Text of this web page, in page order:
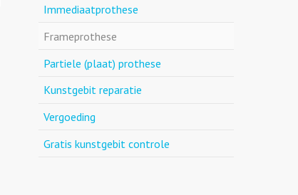
Immediaatprothese
Frameprothese
Partiele (plaat) prothese
Kunstgebit reparatie
Vergoeding
Gratis kunstgebit controle